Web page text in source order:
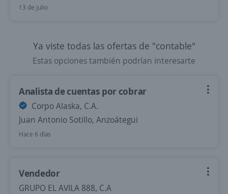
13 de julio
Ya viste todas las ofertas de "contable"
Estas opciones también podrían interesarte
Analista de cuentas por cobrar
Corpo Alaska, C.A.
Juan Antonio Sotillo, Anzoátegui
Hace 6 días
Vendedor
GRUPO EL AVILA 888, C.A